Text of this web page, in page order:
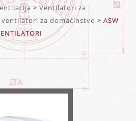
> Ventilatori za
za domaćinstvo > ASW